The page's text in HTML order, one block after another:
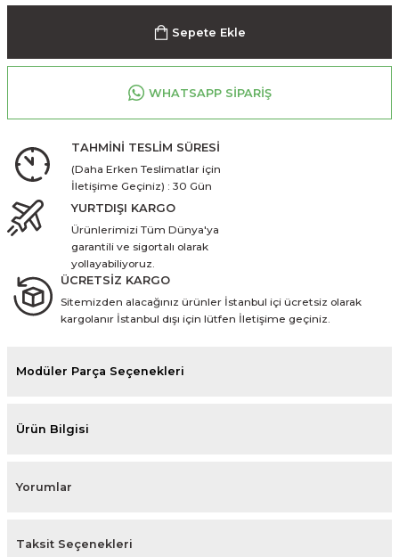
Sepete Ekle
WHATSAPP SİPARİŞ
TAHMİNİ TESLİM SÜRESİ
(Daha Erken Teslimatlar için
İletişime Geçiniz) : 30 Gün
YURTDIŞI KARGO
Ürünlerimizi Tüm Dünya'ya
garantili ve sigortalı olarak
yollayabiliyoruz.
ÜCRETSİZ KARGO
Sitemizden alacağınız ürünler İstanbul içi ücretsiz olarak
kargolanır İstanbul dışı için lütfen İletişime geçiniz.
Modüler Parça Seçenekleri
Ürün Bilgisi
Yorumlar
Taksit Seçenekleri